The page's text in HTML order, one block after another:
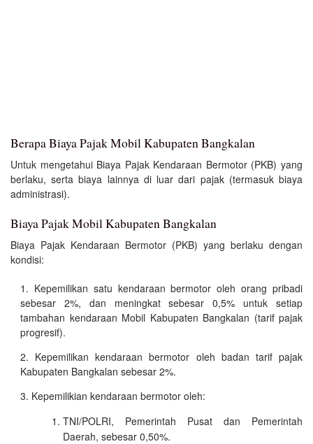
Berapa Biaya Pajak Mobil Kabupaten Bangkalan
Untuk mengetahui Biaya Pajak Kendaraan Bermotor (PKB) yang
berlaku, serta biaya lainnya di luar dari pajak (termasuk biaya
administrasi).
Biaya Pajak Mobil Kabupaten Bangkalan
Biaya Pajak Kendaraan Bermotor (PKB) yang berlaku dengan
kondisi:
Kepemilikan satu kendaraan bermotor oleh orang pribadi
sebesar 2%, dan meningkat sebesar 0,5% untuk setiap
tambahan kendaraan Mobil Kabupaten Bangkalan (tarif pajak
progresif).
Kepemilikan kendaraan bermotor oleh badan tarif pajak
Kabupaten Bangkalan sebesar 2%.
Kepemilikian kendaraan bermotor oleh:
TNI/POLRI, Pemerintah Pusat dan Pemerintah
Daerah, sebesar 0,50%.